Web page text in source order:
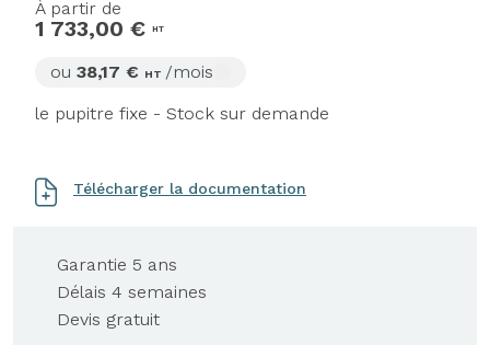
À partir de
1 733,00 € HT
ou 38,17 € HT /mois
le pupitre fixe - Stock sur demande
Télécharger la documentation
Garantie 5 ans
Délais 4 semaines
Devis gratuit